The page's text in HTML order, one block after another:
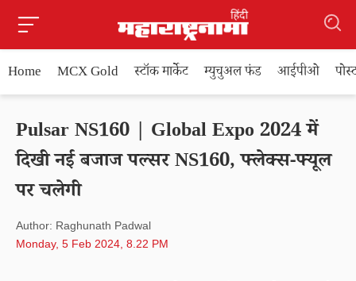
Home MCX Gold स्टॉक मार्केट म्युचुअल फंड आईपीओ
Pulsar NS160 | Global Expo 2024 में
दिखी नई बजाज पल्सर NS160, फ्लेक्स-फ्यूल
पर चलेगी
Author: Raghunath Padwal
Monday, 5 Feb 2024, 8.22 PM